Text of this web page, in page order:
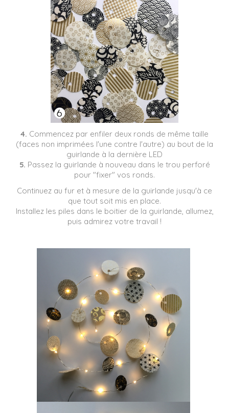
4. Commencez par enfiler deux ronds de même taille
(faces non imprimées l'une contre l'autre) au bout de la
guirlande à la dernière LED
5. Passez la guirlande à nouveau dans le trou perforé
pour "fixer" vos ronds.
Continuez au fur et à mesure de la guirlande jusqu'à ce
que tout soit mis en place.
Installez les piles dans le boitier de la guirlande, allumez,
puis admirez votre travail !